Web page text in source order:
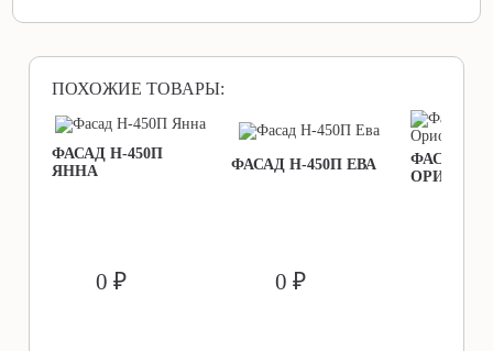
ПОХОЖИЕ ТОВАРЫ:
ФАСАД Н-450П
ЯННА
ФАСАД Н-450П ЕВА
ФАСАД Н-
ОРИОН